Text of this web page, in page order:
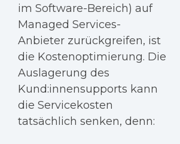
im Software-Bereich) auf
Managed Services-
Anbieter zurückgreifen, ist
die Kostenoptimierung. Die
Auslagerung des
Kund:innensupports kann
die Servicekosten
tatsächlich senken, denn: